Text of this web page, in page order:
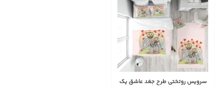
سرویس روتختی طرح جغد عاشق یک